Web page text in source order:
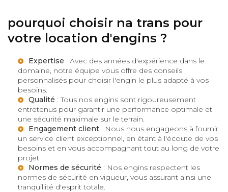
pourquoi choisir na trans pour
votre location d'engins ?
Expertise : Avec des années d'expérience dans le
domaine, notre équipe vous offre des conseils
personnalisés pour choisir l'engin le plus adapté à vos
besoins.
Qualité : Tous nos engins sont rigoureusement
entretenus pour garantir une performance optimale et
une sécurité maximale sur le terrain.
Engagement client : Nous nous engageons à fournir
un service client exceptionnel, en étant à l'écoute de vos
besoins et en vous accompagnant tout au long de votre
projet.
Normes de sécurité : Nos engins respectent les
normes de sécurité en vigueur, vous assurant ainsi une
tranquillité d'esprit totale.